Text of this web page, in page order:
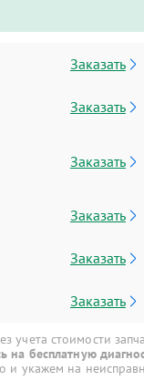
Заказать
Заказать
Заказать
Заказать
Заказать
Заказать
учета стоимости
на бесплатную
и укажем на